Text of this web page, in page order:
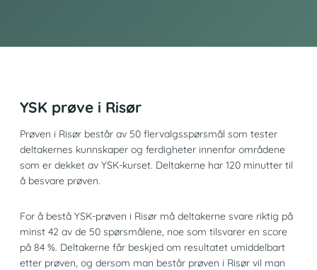
YSK prøve i Risør
Prøven i Risør består av 50 flervalgsspørsmål som tester
deltakernes kunnskaper og ferdigheter innenfor områdene
som er dekket av YSK-kurset. Deltakerne har 120 minutter til
å besvare prøven.
For å bestå YSK-prøven i Risør må deltakerne svare riktig på
minst 42 av de 50 spørsmålene, noe som tilsvarer en score
på 84 %. Deltakerne får beskjed om resultatet umiddelbart
etter prøven, og dersom man består prøven i Risør vil man